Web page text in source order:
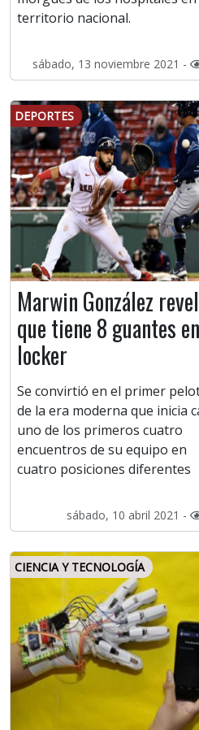
territorio nacional.
sábado, 13 noviembre 2021 -
DEPORTES
Marwin González
que tiene 8 guantes
locker
Se convirtió en el primer
de la era moderna que inicia
uno de los primeros cuatro
encuentros de su equipo en
cuatro posiciones diferentes
sábado, 10 abril 2021 -
CIENCIA Y TECNOLOGÍA